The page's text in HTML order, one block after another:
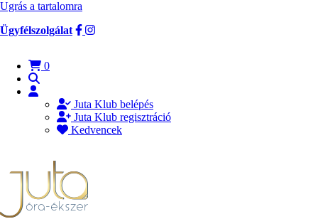
Ugrás a tartalomra
Ügyfélszolgálat
0
Juta Klub belépés
Juta Klub regisztráció
Kedvencek